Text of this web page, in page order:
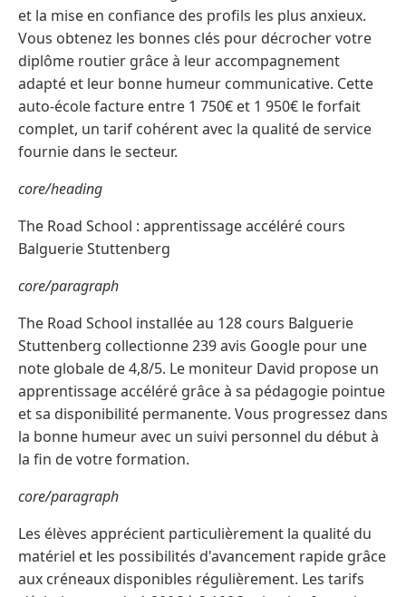
et la mise en confiance des profils les plus anxieux.
Vous obtenez les bonnes clés pour décrocher votre
diplôme routier grâce à leur accompagnement
adapté et leur bonne humeur communicative. Cette
auto-école facture entre 1 750€ et 1 950€ le forfait
complet, un tarif cohérent avec la qualité de service
fournie dans le secteur.
core/heading
The Road School : apprentissage accéléré cours
Balguerie Stuttenberg
core/paragraph
The Road School installée au 128 cours Balguerie
Stuttenberg collectionne 239 avis Google pour une
note globale de 4,8/5. Le moniteur David propose un
apprentissage accéléré grâce à sa pédagogie pointue
et sa disponibilité permanente. Vous progressez dans
la bonne humeur avec un suivi personnel du début à
la fin de votre formation.
core/paragraph
Les élèves apprécient particulièrement la qualité du
matériel et les possibilités d'avancement rapide grâce
aux créneaux disponibles régulièrement. Les tarifs